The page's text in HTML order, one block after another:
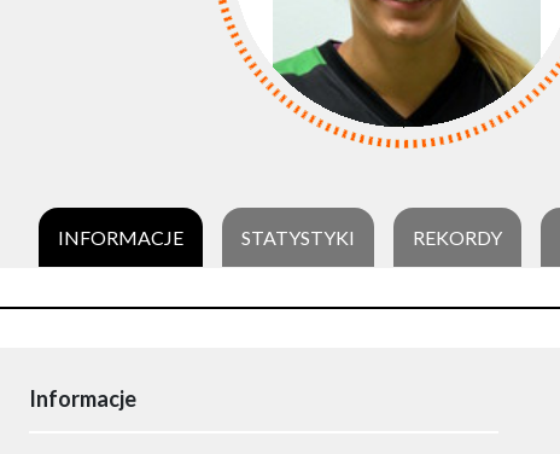
INFORMACJE STATYSTYKI REKORDY
Informacje